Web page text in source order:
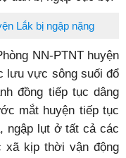
Lắk bị ngập nặng
NN-PTNT huyện
lưu vực sông suối đổ
đồng tiếp tục dâng
mắt huyện tiếp tục
ngập lụt ở tất cả các
xã kịp thời vận động